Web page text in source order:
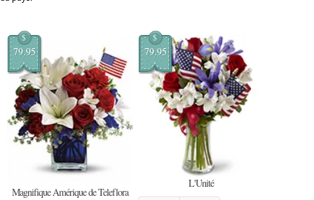
$
79.95
Magnifique Amérique de Teleflora
$
79.95
L'Unité